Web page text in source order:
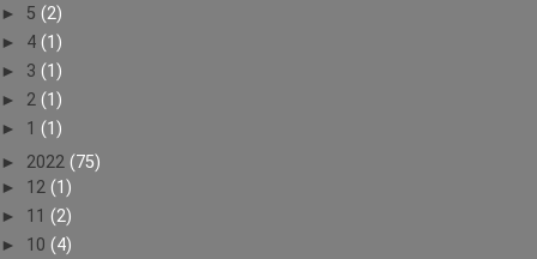
► 5 (2)
► 4 (1)
► 3 (1)
► 2 (1)
► 1 (1)
► 2022 (75)
► 12 (1)
► 11 (2)
► 10 (4)